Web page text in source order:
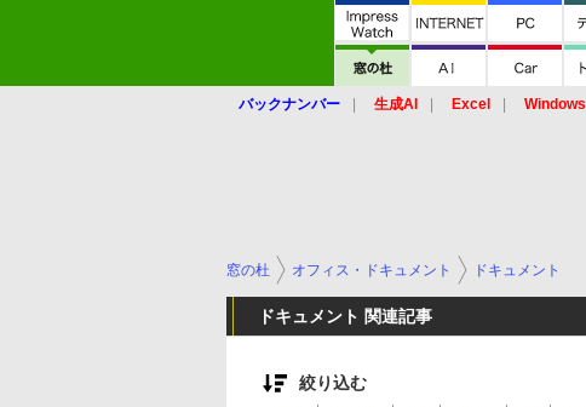
バックナンバー 生成AI Excel Windows
窓の杜 オフィス・ドキュメント ドキュメント
ドキュメント 関連記事
絞り込む